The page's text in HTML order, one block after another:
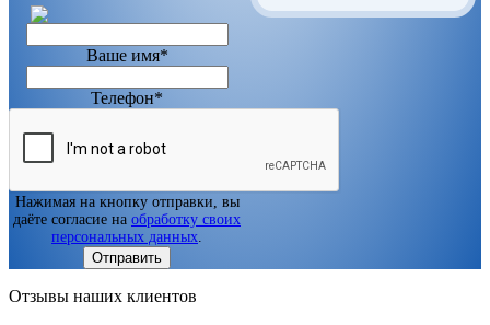
Ваше имя*
Телефон*
Нажимая на кнопку отправки, вы
даёте согласие на обработку своих
персональных данных
Отправить
Отзывы наших клиентов